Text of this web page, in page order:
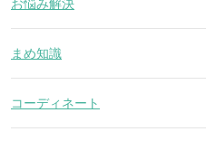
お悩み解決
まめ知識
コーディネート